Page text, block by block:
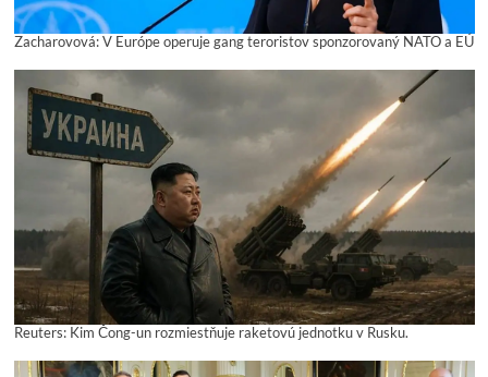
Zacharovová: V Európe operuje gang teroristov sponzorovaný NATO a EÚ
Reuters: Kim Čong-un rozmiestňuje raketovú jednotku v Rusku.